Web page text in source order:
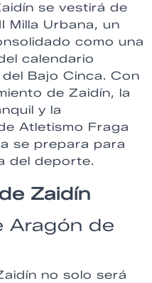
se vestirá de
Milla Urbana, un
como una
calendario
Bajo Cinca. Con
de Zaidín, la
y la
Atletismo Fraga
se prepara para
del deporte.
Zaidín
Aragón de
no solo será